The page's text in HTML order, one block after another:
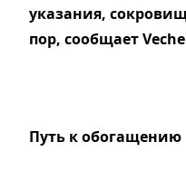
указания,
пор, сообщает
Путь к обогащению